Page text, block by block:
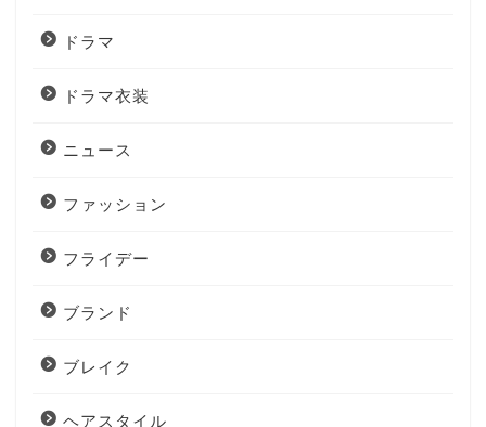
ドラマ
ドラマ衣装
ニュース
ファッション
フライデー
ブランド
ブレイク
ヘアスタイル